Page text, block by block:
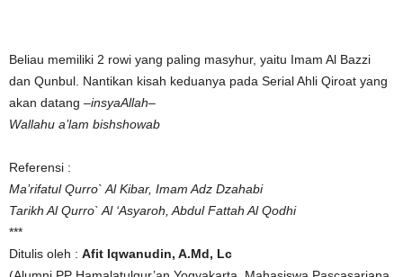
Beliau memiliki 2 rowi yang paling masyhur, yaitu Imam Al Bazzi
dan Qunbul. Nantikan kisah keduanya pada Serial Ahli Qiroat yang
akan datang –insyaAllah–
Wallahu a’lam bishshowab
Referensi :
Ma’rifatul Qurro` Al Kibar, Imam Adz Dzahabi
Tarikh Al Qurro` Al ‘Asyaroh, Abdul Fattah Al Qodhi
***
Ditulis oleh : Afit Iqwanudin, A.Md, Lc